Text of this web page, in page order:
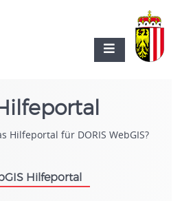
Hilfeportal für DORIS WebGIS?
Hilfeportal